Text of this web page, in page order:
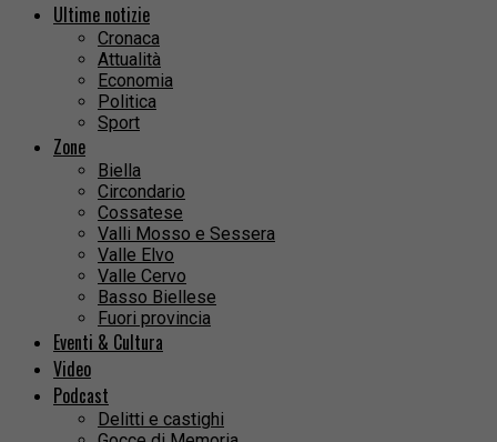
Ultime notizie
Cronaca
Attualità
Economia
Politica
Sport
Zone
Biella
Circondario
Cossatese
Valli Mosso e Sessera
Valle Elvo
Valle Cervo
Basso Biellese
Fuori provincia
Eventi & Cultura
Video
Podcast
Delitti e castighi